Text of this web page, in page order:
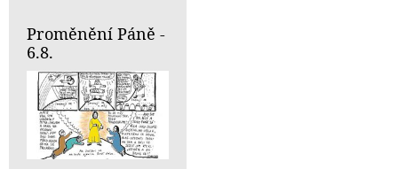
Proměnění Páně -
6.8.